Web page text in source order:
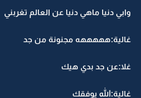
وابي دنيا ماهي دنيا عن العالم تغربني
غالية:هههههه مجنونة من جد
غلا:عن جد بدي هيك
غالية:الله يوفقك